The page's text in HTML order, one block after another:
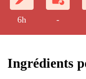
professionnelle.
public <Br/>-
6h -
Ingrédients